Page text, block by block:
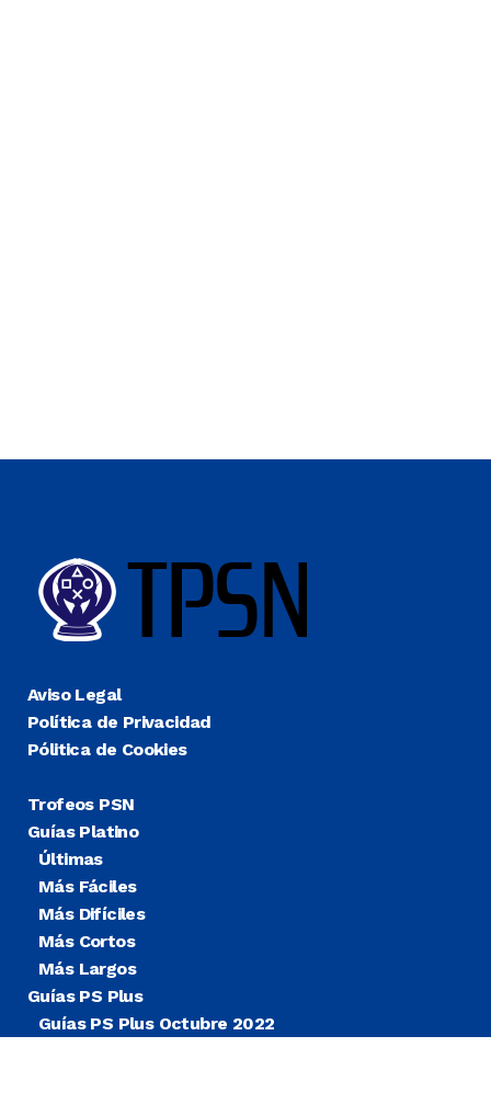
Aviso Legal
Política de Privacidad
Pólitica de Cookies
Trofeos PSN
Guías Platino
Últimas
Más Fáciles
Más Difíciles
Más Cortos
Más Largos
Guías PS Plus
Guías PS Plus Octubre 2022